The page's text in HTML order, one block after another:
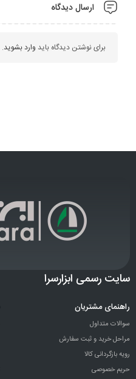
ارسال دیدگاه
برای نوشتن دیدگاه باید وارد بشوید.
سایت رسمی ابزارسرا
راهنمای مشتریان
سوالات متداول
مراحل خرید و ثبت سفارش
رویه بازگردانی کالا
حریم خصوصی